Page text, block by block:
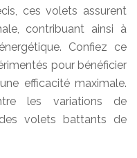
ces volets assurent
contribuant ainsi à
Confiez ce
pour bénéficier
efficacité maximale.
les variations de
volets battants de